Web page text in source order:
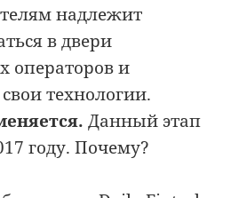
надлежит
в двери
операторов и
технологии.
Данный этап
году. Почему?